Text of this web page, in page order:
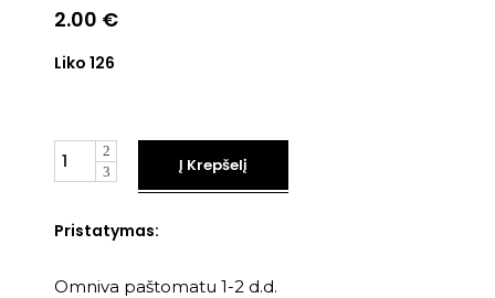
2.00 €
Liko 126
Kiekis
Į Krepšelį
Pristatymas:
Omniva paštomatu 1-2 d.d.